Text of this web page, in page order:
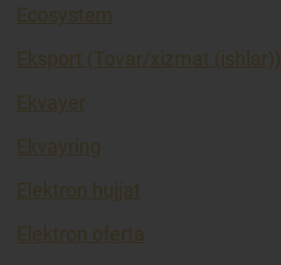
Ecosystem
Eksport (Tovar/xizmat (ishlar))
Ekvayer
Ekvayring
Elektron hujjat
Elektron oferta